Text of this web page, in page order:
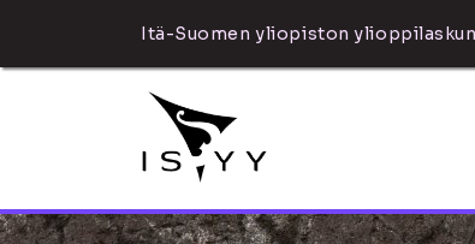
Itä-Suomen yliopiston